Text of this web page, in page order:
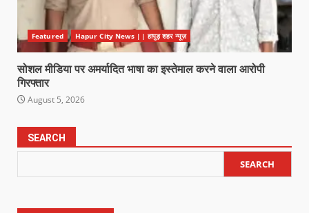
Featured Hapur City News || हापुड़ शहर न्यूज़
सोशल मीडिया पर अमर्यादित भाषा का इस्तेमाल करने वाला आरोपी
गिरफ्तार
August 5, 2026
SEARCH
SEARCH